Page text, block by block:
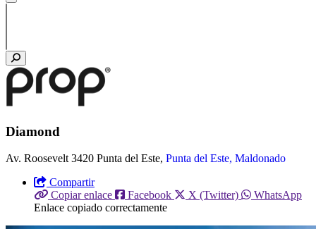
Diamond
Av. Roosevelt 3420 Punta del Este, Punta del Este, Maldonado
Compartir
Copiar enlace
Facebook X (Twitter)
WhatsApp
Enlace copiado correctamente